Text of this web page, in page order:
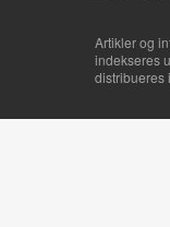
Artikler og
indekseres
distribueres